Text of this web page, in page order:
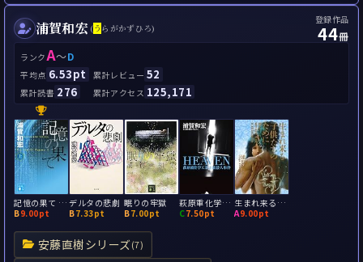
浦賀和宏 (う らがかずひろ)
登録作品
44冊
ランクA～D
平均点 6.53pt 累計レビュー 52
累計読書 276 累計アクセス 125,171
安藤直樹シリーズ(7)
記憶の果て THE END OF MEMORY
B9.00pt
デルタの悲劇
B7.33pt
眠りの牢獄
B7.00pt
萩原重化学工業連続殺人事件 Knockin' on Heaven's Door
C7.50pt
生まれ来る子供たちのために But,we are not a mistake
A9.00pt